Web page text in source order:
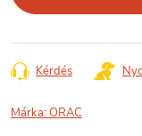
Kérdés
Márka:ORAC